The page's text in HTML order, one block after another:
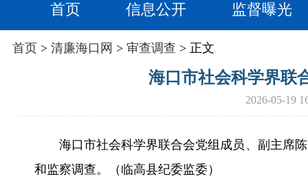
首页 信息公开 监督曝光
首页 > 清廉海口网 > 审查调查 > 正文
海口市社会科学界联
2026-05-19
海口市社会科学界联合会党组成员、副主席
和监察调查。（临高县纪委监委）